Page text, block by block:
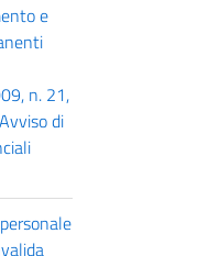
e
n. 21,
di